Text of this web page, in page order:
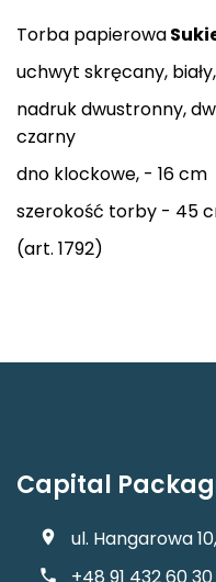
Torba papierowa
uchwyt skręcany, biały,
nadruk dwustronny,
czarny
dno klockowe, - 16 cm
szerokość torby - 45
(art. 1792)
Capital
ul. Hangarowa